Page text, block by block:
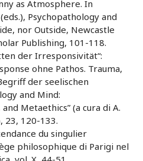
as Atmosphere. In
Psychopathology and
nor Outside, Newcastle
Publishing, 101-118.
der Irresponsivität“:
ohne Pathos. Trauma,
der seelischen
and Mind:
Metaethics” (a cura di A.
23, 120-133.
du singulier
philosophique di Parigi nel